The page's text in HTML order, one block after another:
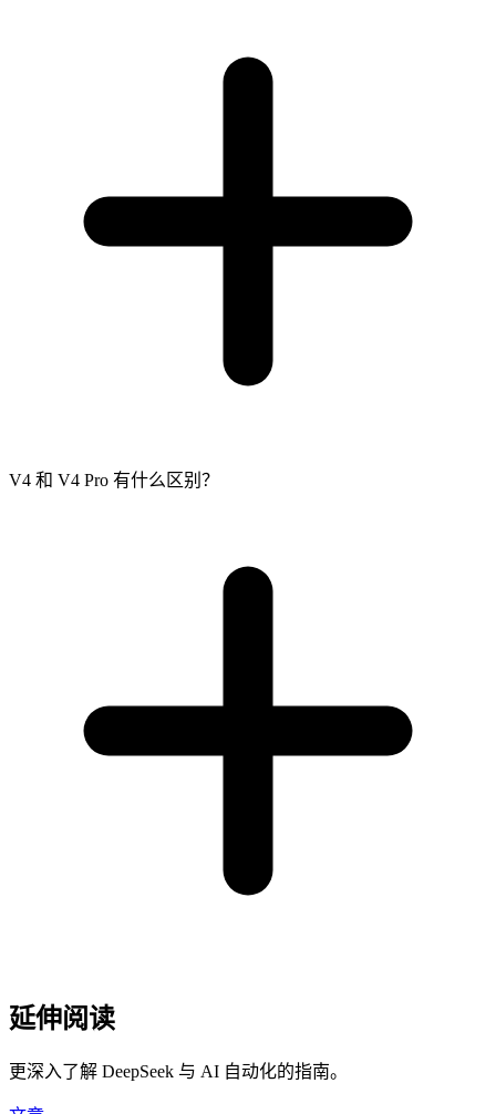
V4 和 V4 Pro 有什么区别？
延伸阅读
更深入了解 DeepSeek 与 AI 自动化的指南。